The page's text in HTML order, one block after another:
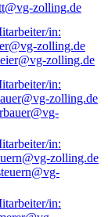
zolling.de
zolling.de